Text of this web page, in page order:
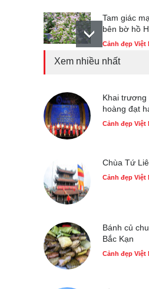
Tam giác
bên bờ hồ
Cảnh đẹp Việt
Cảnh đẹp Việt
Những món
Xem nhiều nhất
Khai
hoàng đạt
Cảnh đẹp Việt
Chùa Tứ
Cảnh đẹp Việt
Bánh củ
Bắc Kạn
Cảnh đẹp Việt